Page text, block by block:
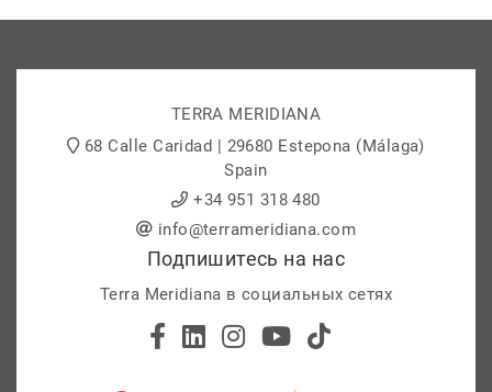
TERRA MERIDIANA
68 Calle Caridad | 29680 Estepona (Málaga)
Spain
+34 951 318 480
info@terrameridiana.com
Подпишитесь на нас
Terra Meridiana в социальных сетях